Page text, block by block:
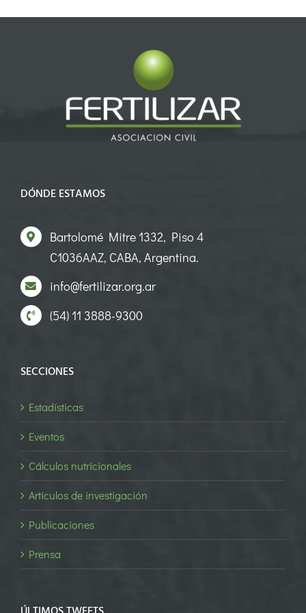
DÓNDE ESTAMOS
Bartolomé Mitre 1332, Piso 4
C1036AAZ, CABA, Argentina.
info@fertilizar.org.ar
(54) 11 3888-9300
SECCIONES
Estadísticas
Eventos
Cálculos nutricionales
Artículos de investigación
Publicaciones
Prensa